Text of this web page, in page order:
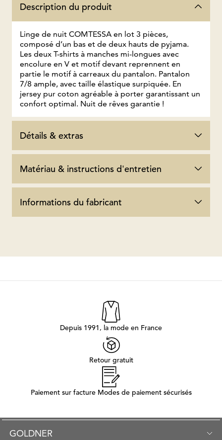
Description du produit
Linge de nuit COMTESSA en lot 3 pièces,
composé d’un bas et de deux hauts de pyjama.
Les deux T-shirts à manches mi-longues avec
encolure en V et motif devant reprennent en
partie le motif à carreaux du pantalon. Pantalon
7/8 ample, avec taille élastique surpiquée. En
jersey pur coton agréable à porter garantissant un
confort optimal. Nuit de rêves garantie !
Détails & extras
Matériau & instructions d'entretien
Informations du fabricant
Depuis 1991, la mode en France
Retour gratuit
Paiement sur facture Modes de paiement sécurisés
GOLDNER